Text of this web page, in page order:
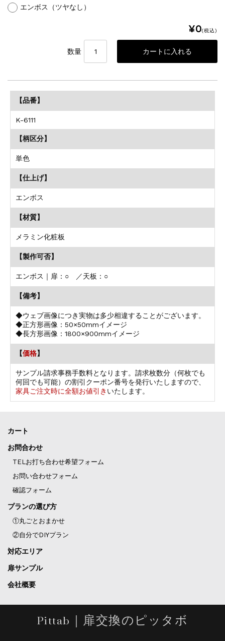
エンボス（ツヤなし）
¥0(税込)
数量
【品番】
K-6111
【柄区分】
単色
【仕上げ】
エンボス
【材質】
メラミン化粧板
【製作可否】
エンボス｜扉：○ ／天板：○
【備考】
◆ウェブ画像につき実物は多少相違することがございます。
◆正方形画像：50×50mmイメージ
◆長方形画像：1800×900mmイメージ
【価格】
サンプル請求事務手数料となります。請求枚数分（何枚でも
何回でも可能）の割引クーポン番号を発行いたしますので、
家具ご注文時に全額お値引き いたします。
カート
お問合わせ
TELお打ち合わせ希望フォーム
お問い合わせフォーム
確認フォーム
プランの選び方
①丸ごとおまかせ
②自分でDIYプラン
対応エリア
扉サンプル
会社概要
Pittab｜扉交換のピッタボ